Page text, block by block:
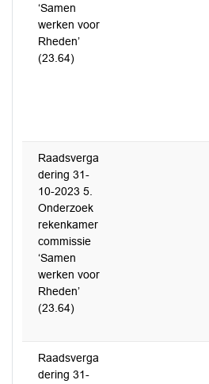
‘Samen
werken voor
Rheden’
(23.64)
Raadsverga
dering 31-
10-2023 5.
Onderzoek
rekenkamer
commissie
‘Samen
werken voor
Rheden’
(23.64)
Raadsverga
dering 31-